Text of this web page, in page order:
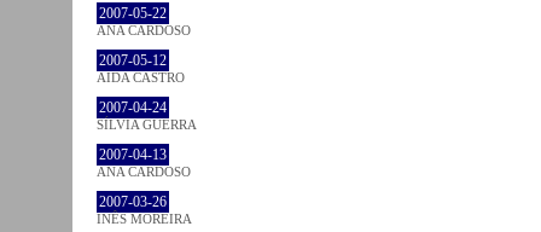
2007-05-22
ANA CARDOSO
2007-05-12
AIDA CASTRO
2007-04-24
SÍLVIA GUERRA
2007-04-13
ANA CARDOSO
2007-03-26
INÊS MOREIRA